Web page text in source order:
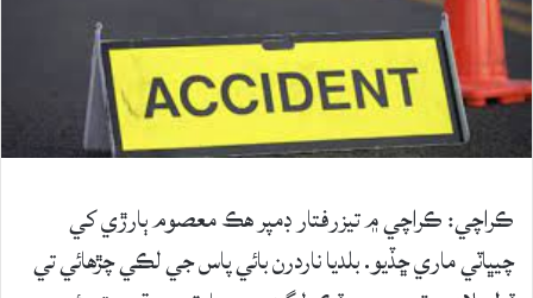
ڪراچي: ڪراچي ۾ تيزرفتار ڊمپر هڪ معصوم ٻارڙي کي
چيڀاٽي ماري ڇڏيو. بلديا ناردرن بائي پاس جي لڪي چڙهائي تي